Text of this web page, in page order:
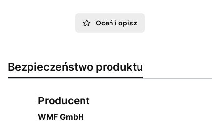
Oceń i opisz
Bezpieczeństwo produktu
Producent
WMF GmbH